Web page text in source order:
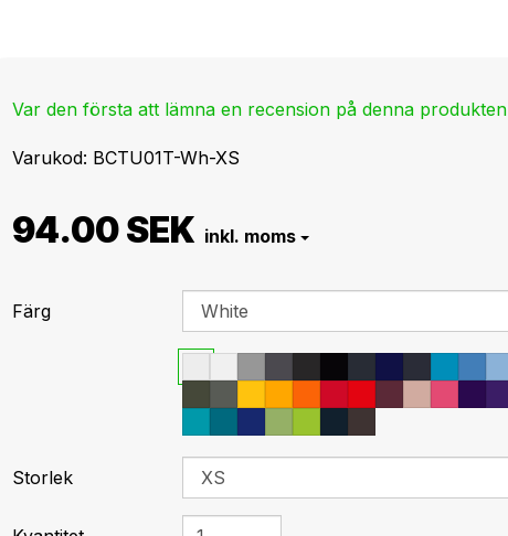
Var den första att lämna en recension på denna produkten
Varukod BCTU01T-Wh-XS
94.00 SEK
Färg
Storlek